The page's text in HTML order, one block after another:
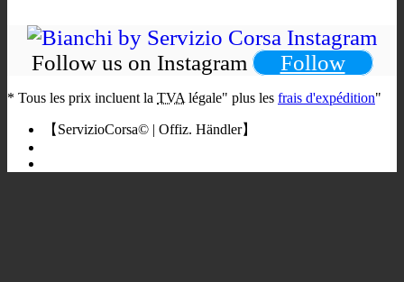
Follow us on Instagram Follow
* Tous les prix incluent la TVA légale" plus les frais d'expédition"
【ServizioCorsa© | Offiz. Händler】